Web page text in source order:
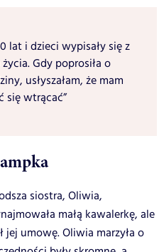
lat i dzieci wypisały się z
Gdy poprosiła o
usłyszałam, że mam
się wtrącać”
siostra, Oliwia,
małą kawalerkę, ale
umowę. Oliwia marzyła o